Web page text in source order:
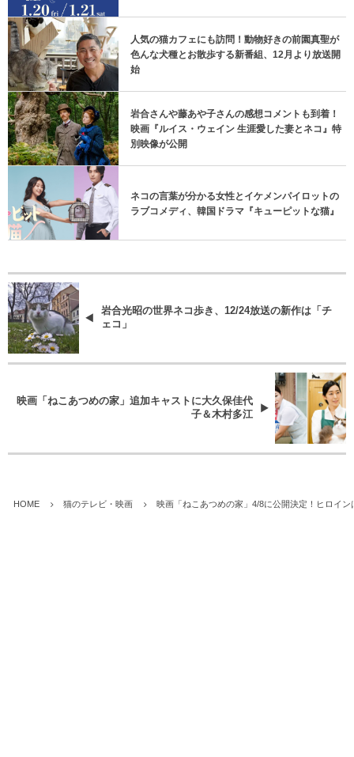
人気の猫カフェにも訪問！動物好きの前園真聖が
色んな犬種とお散歩する新番組、12月より放送開
始
岩合さんや藤あや子さんの感想コメントも到着！
映画『ルイス・ウェイン 生涯愛した妻とネコ』特
別映像が公開
ネコの言葉が分かる女性とイケメンパイロットの
ラブコメディ、韓国ドラマ『キューピットな猫』
岩合光昭の世界ネコ歩き、12/24放送の新作は「チ
ェコ」
映画「ねこあつめの家」追加キャストに大久保佳代
子＆木村多江
HOME 猫のテレビ・映画 映画「ねこあつめの家」4/8に公開決定！ヒロイン